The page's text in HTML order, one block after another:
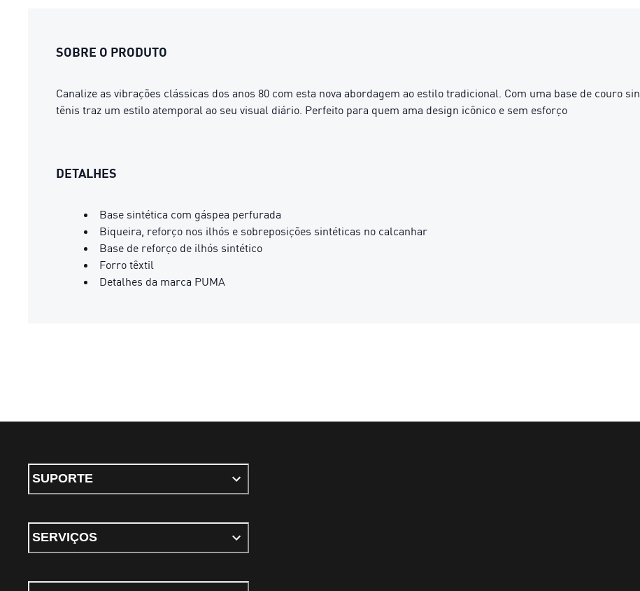
SOBRE O PRODUTO
Canalize as vibrações clássicas dos anos 80 com esta nova abordagem ao estilo tradicional. Com uma base de couro
tênis traz um estilo atemporal ao seu visual diário. Perfeito para quem ama design icônico e sem esforço
DETALHES
Base sintética com gáspea perfurada
Biqueira, reforço nos ilhós e sobreposições sintéticas no calcanhar
Base de reforço de ilhós sintético
Forro têxtil
Detalhes da marca PUMA
SUPORTE
SERVIÇOS